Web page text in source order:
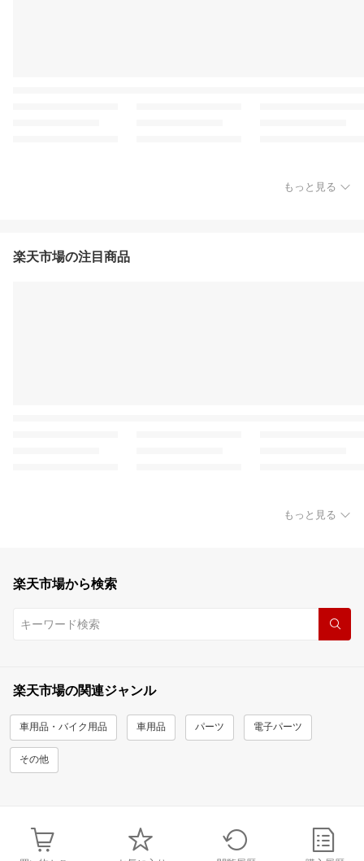
もっと見る
楽天市場の注目商品
もっと見る
楽天市場から検索
楽天市場の関連ジャンル
車用品・バイク用品 車用品 パーツ 電子パーツ
その他